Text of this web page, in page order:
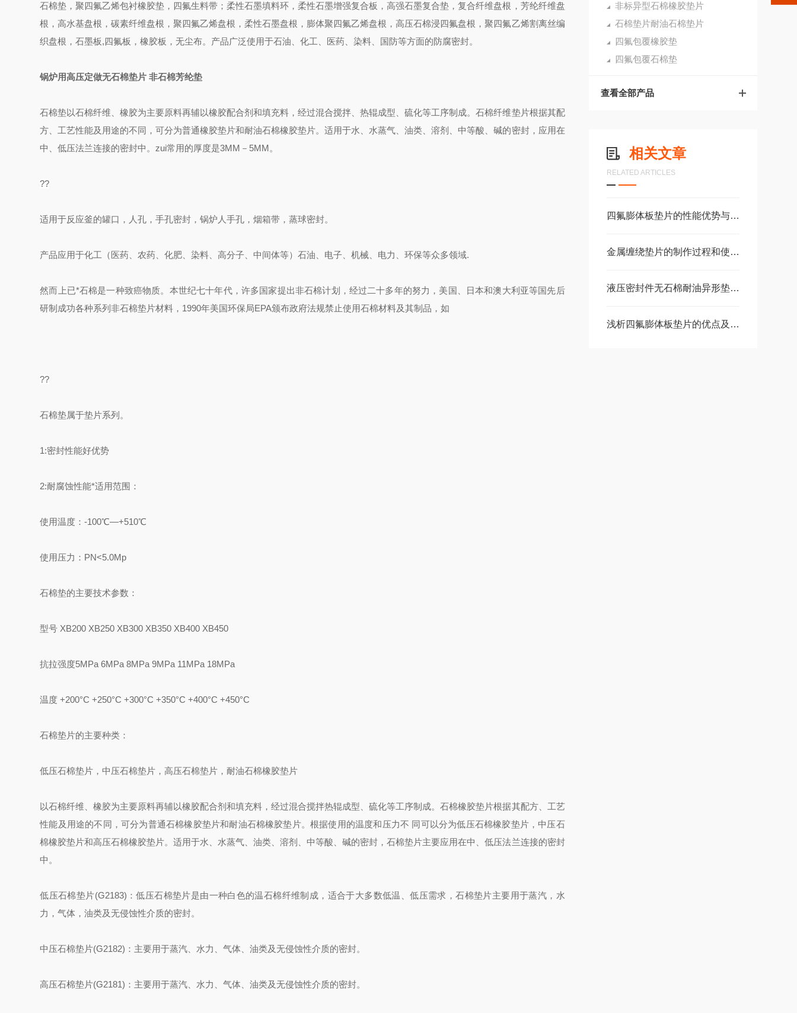
非标异型石棉橡胶垫片
石棉垫片耐油石棉垫片
四氟包覆橡胶垫
四氟包覆石棉垫
查看全部产品
相关文章
RELATED ARTICLES
四氟膨体板垫片的性能优势与应用范围
金属缠绕垫片的制作过程和使用规格
液压密封件无石棉耐油异形垫片（根据客户需要定做）
浅析四氟膨体板垫片的优点及其制作方法
石棉垫，聚四氟乙烯包衬橡胶垫，四氟生料带；柔性石墨填料环，柔性石墨增强复合板，高强石墨复合垫，复合纤维盘根，芳纶纤维盘
根，高水基盘根，碳素纤维盘根，聚四氟乙烯盘根，柔性石墨盘根，膨体聚四氟乙烯盘根，高压石棉浸四氟盘根，聚四氟乙烯割离丝编
织盘根，石墨板,四氟板，橡胶板，无尘布。产品广泛使用于石油、化工、医药、染料、国防等方面的防腐密封。
锅炉用高压定做无石棉垫片 非石棉芳纶垫
石棉垫以石棉纤维、橡胶为主要原料再辅以橡胶配合剂和填充料，经过混合搅拌、热辊成型、硫化等工序制成。石棉纤维垫片根据其配
方、工艺性能及用途的不同，可分为普通橡胶垫片和耐油石棉橡胶垫片。适用于水、水蒸气、油类、溶剂、中等酸、碱的密封，应用在
中、低压法兰连接的密封中。zui常用的厚度是3MM－5MM。
??
适用于反应釜的罐口，人孔，手孔密封，锅炉人手孔，烟箱带，蒸球密封。
产品应用于化工（医药、农药、化肥、染料、高分子、中间体等）石油、电子、机械、电力、环保等众多领域.
然而上已*石棉是一种致癌物质。本世纪七十年代，许多国家提出非石棉计划，经过二十多年的努力，美国、日本和澳大利亚等国先后
研制成功各种系列非石棉垫片材料，1990年美国环保局EPA颁布政府法规禁止使用石棉材料及其制品，如
??
石棉垫属于垫片系列。
1:密封性能好优势
2:耐腐蚀性能*适用范围：
使用温度：-100℃—+510℃
使用压力：PN<5.0Mp
石棉垫的主要技术参数：
型号 XB200 XB250 XB300 XB350 XB400 XB450
抗拉强度5MPa 6MPa 8MPa 9MPa 11MPa 18MPa
温度 +200°C +250°C +300°C +350°C +400°C +450°C
石棉垫片的主要种类：
低压石棉垫片，中压石棉垫片，高压石棉垫片，耐油石棉橡胶垫片
以石棉纤维、橡胶为主要原料再辅以橡胶配合剂和填充料，经过混合搅拌热辊成型、硫化等工序制成。石棉橡胶垫片根据其配方、工艺
性能及用途的不同，可分为普通石棉橡胶垫片和耐油石棉橡胶垫片。根据使用的温度和压力不 同可以分为低压石棉橡胶垫片，中压石
棉橡胶垫片和高压石棉橡胶垫片。适用于水、水蒸气、油类、溶剂、中等酸、碱的密封，石棉垫片主要应用在中、低压法兰连接的密封
中。
低压石棉垫片(G2183)：低压石棉垫片是由一种白色的温石棉纤维制成，适合于大多数低温、低压需求，石棉垫片主要用于蒸汽，水
力，气体，油类及无侵蚀性介质的密封。
中压石棉垫片(G2182)：主要用于蒸汽、水力、气体、油类及无侵蚀性介质的密封。
高压石棉垫片(G2181)：主要用于蒸汽、水力、气体、油类及无侵蚀性介质的密封。